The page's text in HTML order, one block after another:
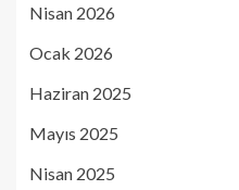
Nisan 2026
Ocak 2026
Haziran 2025
Mayıs 2025
Nisan 2025